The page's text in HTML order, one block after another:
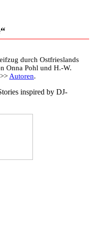
durch Ostfrieslands
Onna Pohl und H.-W.
Autoren.
inspired by DJ-